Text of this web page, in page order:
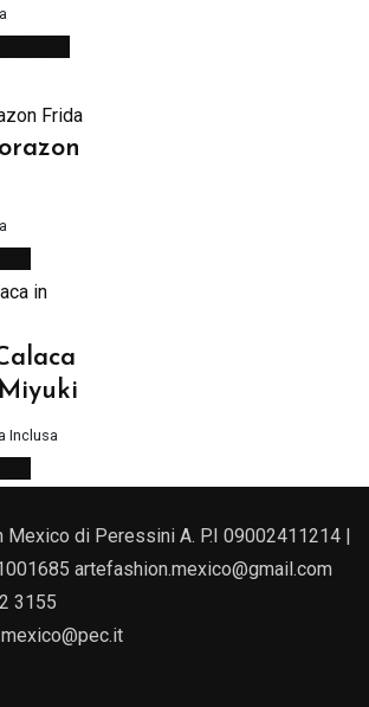
Inclusa
Mexico di Peressini A. P.I 09002411214 |
artefashion.mexico@gmail.com
3155